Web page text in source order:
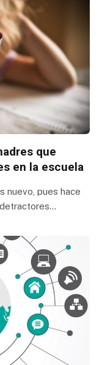
que
en la escuela
nuevo, pues hace